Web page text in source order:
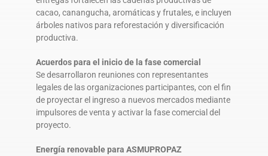
cacao, canangucha, aromáticas y frutales, e incluyen
árboles nativos para reforestación y diversificación
productiva.
Acuerdos para el inicio de la fase comercial
Se desarrollaron reuniones con representantes
legales de las organizaciones participantes, con el fin
de proyectar el ingreso a nuevos mercados mediante
impulsores de venta y activar la fase comercial del
proyecto.
Energía renovable para ASMUPROPAZ